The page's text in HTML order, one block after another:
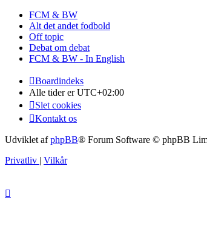
FCM & BW
Alt det andet fodbold
Off topic
Debat om debat
FCM & BW - In English
Boardindeks
Alle tider erUTC+02:00
Slet cookies
Kontakt os
Udviklet afphpBB® Forum Software © phpBB
Privatliv | Vilkår